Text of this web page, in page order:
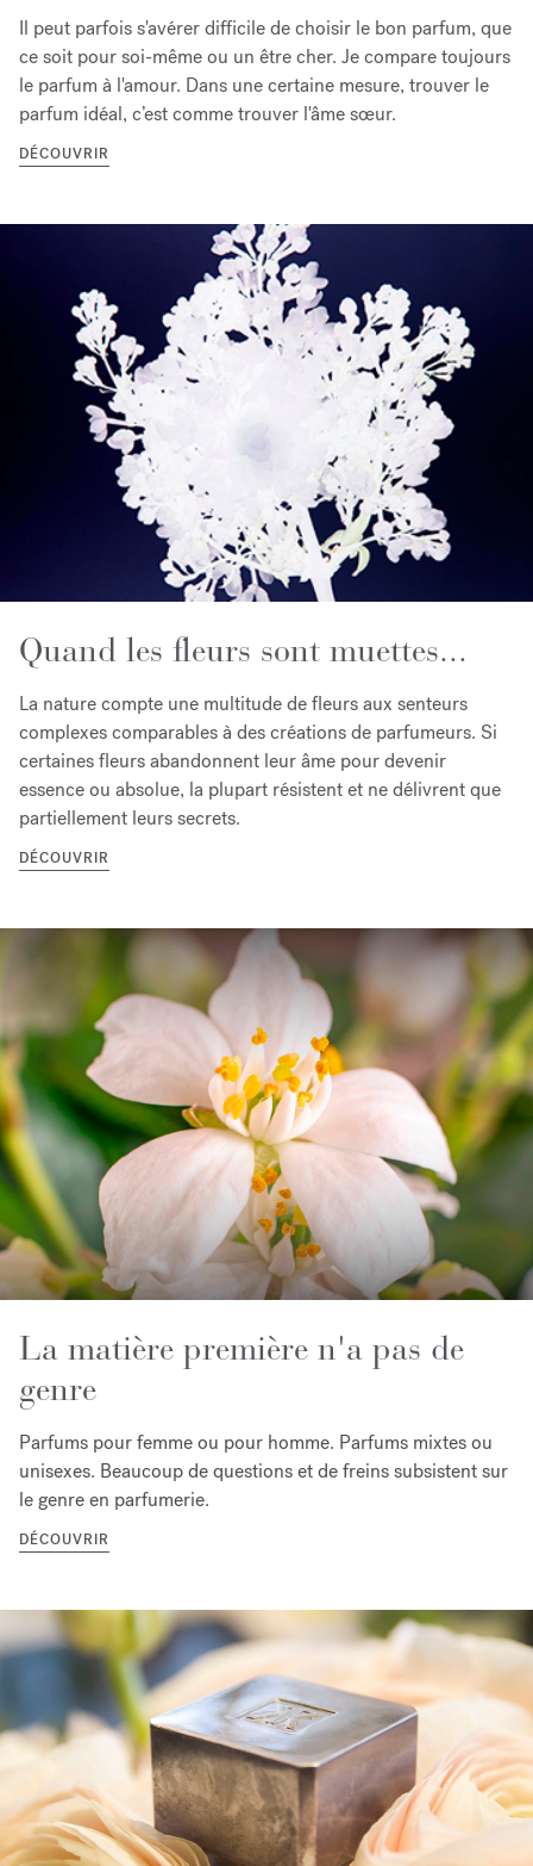
Il peut parfois s'avérer difficile de choisir le bon parfum, que
ce soit pour soi-même ou un être cher. Je compare toujours
le parfum à l'amour. Dans une certaine mesure, trouver le
parfum idéal, c’est comme trouver l'âme sœur.
DÉCOUVRIR
Quand les fleurs sont muettes...
La nature compte une multitude de fleurs aux senteurs
complexes comparables à des créations de parfumeurs. Si
certaines fleurs abandonnent leur âme pour devenir
essence ou absolue, la plupart résistent et ne délivrent que
partiellement leurs secrets.
DÉCOUVRIR
La matière première n'a pas de
genre
Parfums pour femme ou pour homme. Parfums mixtes ou
unisexes. Beaucoup de questions et de freins subsistent sur
le genre en parfumerie.
DÉCOUVRIR